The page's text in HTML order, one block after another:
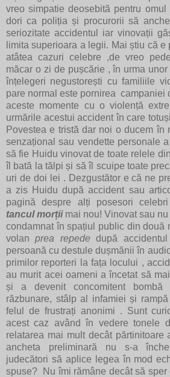
vreo simpatie deosebită pentru
dori ca poliția și procurorii să
seriozitate accidentul iar vinovații
limita superioara a legii. Mai știu că
atâtea cazuri celebre ,de vreo
măcar o zi de pușcărie , în urma
înțelegeri negustorești cu familiile
pare normal este pornirea campaniei
aceste momente cu o violență
urmările acestui accident în care
Povestea e tristă dar noi o ducem în
senzațional sau vendette personale
să fie Huidu vinovat de toate relele
îl bată la tălpi și să îl scuipe toate
uri de doi lei . Dezgustător e că ne
a zis Huidu după accident sau
pagină despre alți posesori
tancul morțiimai nou! Vinovat sau
condamnat în spațiul public din două
volanprea repededupă
persoană cu destule dușmănii în
primilor reporteri la fața locului ,
au murit acei oameni a încetat să
și a devenit concomitent
răzbunare, stâlp al infamiei și
felul de frustrați anonimi . Sunt
acest caz având în vedere tonele
relatarea mai mult decât părtinitoare
ancheta preliminară nu s-a
judecători să aplice legea în mod
spuse? Nu îmi rămâne decât să sper